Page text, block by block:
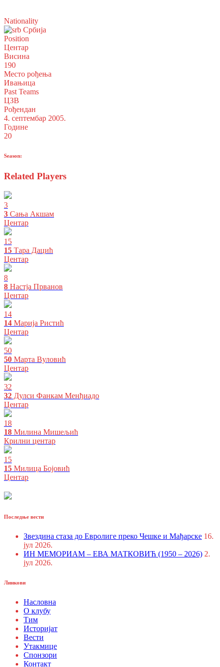
Nationality
Србија
Position
Центар
Висина
190
Место рођења
Ивањица
Past Teams
ЦЗВ
Рођендан
4. септембар 2005.
Године
20
Season:
Related Players
3
3 Сања Акшам
Центар
15
15 Тара Дацић
Центар
8
8 Настја Прванов
Центар
14
14 Марија Ристић
Центар
50
50 Марта Вуловић
Центар
32
32 Дулси Фанкам Менђиадо
Центар
18
18 Милина Мишељић
Крилни центар
15
15 Милица Бојовић
Центар
Последње вести
Звездина стаза до Евролиге преко Чешке и Мађарске 16.
јул 2026.
ИН МЕМОРИАМ – ЕВА МАТКОВИЋ (1950 – 2026) 2.
јул 2026.
Линкови
Насловна
О клубу
Тим
Историјат
Вести
Утакмице
Спонзори
Контакт